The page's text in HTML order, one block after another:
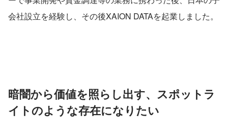
会社設立を経験し、その後XAION DATAを起業しました。
暗闇から価値を照らし出す、スポットラ
イトのような存在になりたい